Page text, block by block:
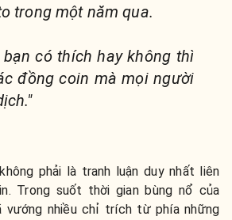
trong một năm qua.
có thích hay không thì
đồng coin mà mọi người
phải là tranh luận duy nhất liên
Trong suốt thời gian bùng nổ của
vướng nhiều chỉ trích từ phía những